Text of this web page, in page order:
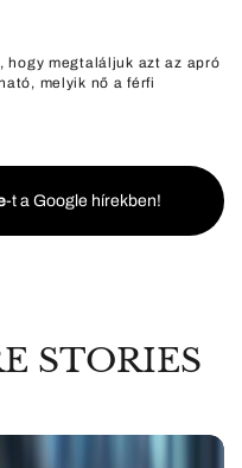
hogy megtaláljuk azt az apró
melyik nő a férfi
-t a Google hírekben!
STORIES